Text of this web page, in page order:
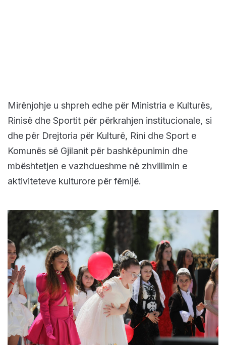
Mirënjohje u shpreh edhe për Ministria e Kulturës,
Rinisë dhe Sportit për përkrahjen institucionale, si
dhe për Drejtoria për Kulturë, Rini dhe Sport e
Komunës së Gjilanit për bashkëpunimin dhe
mbështetjen e vazhdueshme në zhvillimin e
aktiviteteve kulturore për fëmijë.